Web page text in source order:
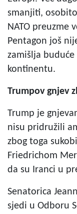
smanjiti,
NATO preuzme
Pentagon još
zamišlja
kontinentu.
Trumpov gnjev
Trump je
nisu pridružili
zbog toga
Friedrichom
da su Iranci u
Senatorica
sjedi u Odboru